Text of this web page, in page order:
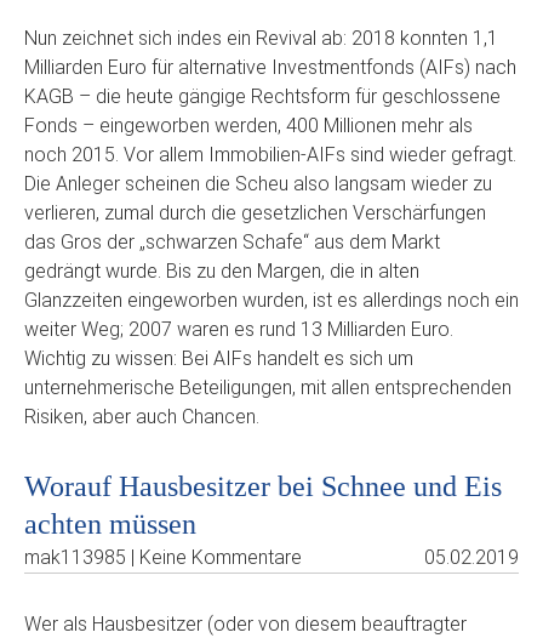
Nun zeichnet sich indes ein Revival ab: 2018 konnten 1,1
Milliarden Euro für alternative Investmentfonds (AIFs) nach
KAGB – die heute gängige Rechtsform für geschlossene
Fonds – eingeworben werden, 400 Millionen mehr als
noch 2015. Vor allem Immobilien-AIFs sind wieder gefragt.
Die Anleger scheinen die Scheu also langsam wieder zu
verlieren, zumal durch die gesetzlichen Verschärfungen
das Gros der „schwarzen Schafe“ aus dem Markt
gedrängt wurde. Bis zu den Margen, die in alten
Glanzzeiten eingeworben wurden, ist es allerdings noch ein
weiter Weg; 2007 waren es rund 13 Milliarden Euro.
Wichtig zu wissen: Bei AIFs handelt es sich um
unternehmerische Beteiligungen, mit allen entsprechenden
Risiken, aber auch Chancen.
Worauf Hausbesitzer bei Schnee und Eis
achten müssen
mak113985 | Keine Kommentare 05.02.2019
Wer als Hausbesitzer (oder von diesem beauftragter